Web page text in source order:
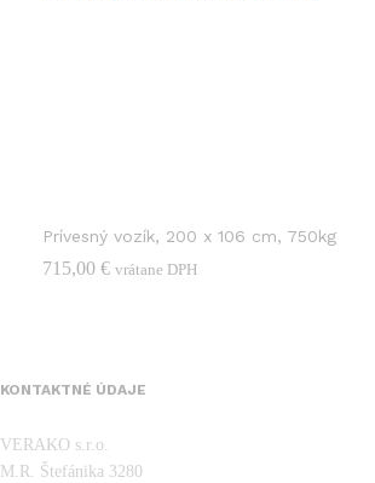
Prívesný vozík, 200 x 106 cm, 750kg
715,00 € vrátane DPH
KONTAKTNÉ ÚDAJE
VERAKO s.r.o.
M.R. Štefánika 3280